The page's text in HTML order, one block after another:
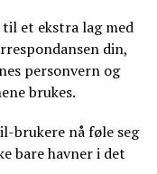
til et ekstra lag med
din,
personvern og
brukes.
brukere nå føle seg
bare havner i det